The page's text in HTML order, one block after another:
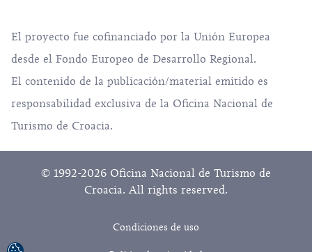
El proyecto fue cofinanciado por la Unión Europea
desde el Fondo Europeo de Desarrollo Regional.
El contenido de la publicación/material emitido es
responsabilidad exclusiva de la Oficina Nacional de
Turismo de Croacia.
© 1992-2026 Oficina Nacional de Turismo de
Croacia. All rights reserved.
Condiciones de uso